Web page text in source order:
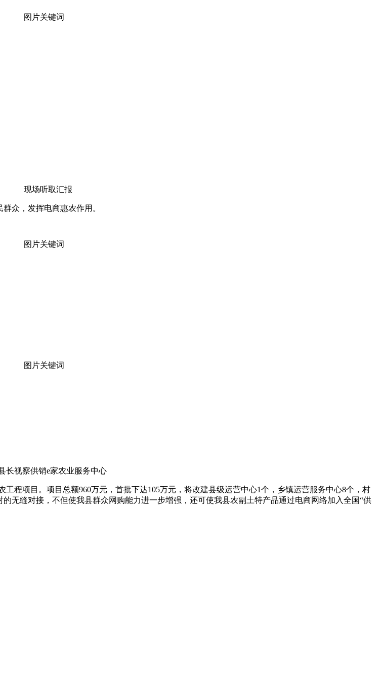
现场听取汇报
众，发挥电商惠农作用。
视察供销e家农业服务中心
项目。项目总额960万元，首批下达105万元，将改建县级运营中心1个，乡镇运营服务中心8个，村
无缝对接，不但使我县群众网购能力进一步增强，还可使我县农副土特产品通过电商网络加入全国“供